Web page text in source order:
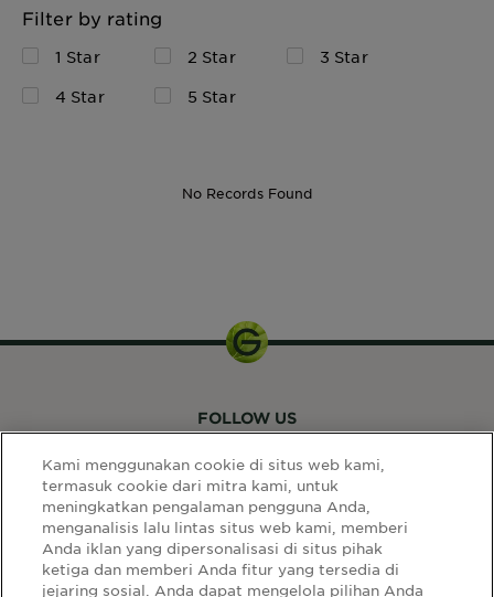
Filter by rating
1 Star 2 Star
3 Star
4 Star
5 Star
No Records Found
LINK SITUS
FOLLOW US
Kami menggunakan cookie di situs web kami,
termasuk cookie dari mitra kami, untuk
meningkatkan pengalaman pengguna Anda,
menganalisis lalu lintas situs web kami, memberi
Anda iklan yang dipersonalisasi di situs pihak
ketiga dan memberi Anda fitur yang tersedia di
jejaring sosial. Anda dapat mengelola pilihan Anda